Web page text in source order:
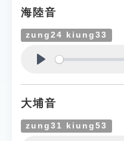
海陸音
zung24 kiung33
大埔音
zung31 kiung53